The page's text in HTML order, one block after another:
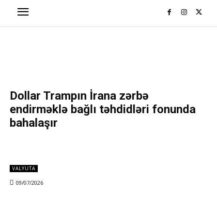
Dollar Trampın İrana zərbə
endirməklə bağlı təhdidləri fonunda
bahalaşır
VALYUTA
09/07/2026